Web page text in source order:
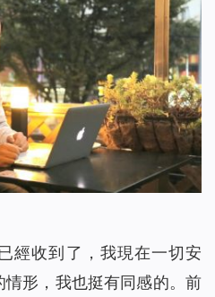
經收到了，我現在一切安
形，我也挺有同感的。前